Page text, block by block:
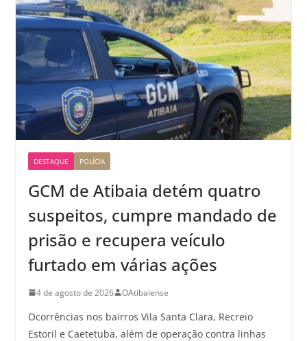
DESTAQUE POLÍCIA
GCM de Atibaia detém quatro
suspeitos, cumpre mandado de
prisão e recupera veículo
furtado em várias ações
4 de agosto de 2026 OAtibaiense
Ocorrências nos bairros Vila Santa Clara, Recreio
Estoril e Caetetuba, além de operação contra linhas